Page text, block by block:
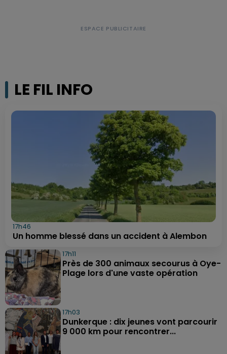
LE FIL INFO
17h46
Un homme blessé dans un accident à Alembon
17h11
Près de 300 animaux secourus à Oye-
Plage lors d'une vaste opération
17h03
Dunkerque : dix jeunes vont parcourir
9 000 km pour rencontrer...